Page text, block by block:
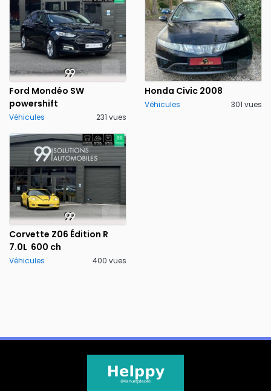
Ford Mondéo SW
powershift
Véhicules 231 vues
Honda Civic 2008
Véhicules 301 vues
Corvette Z06 Édition R
7.0L 600 ch
Véhicules 400 vues